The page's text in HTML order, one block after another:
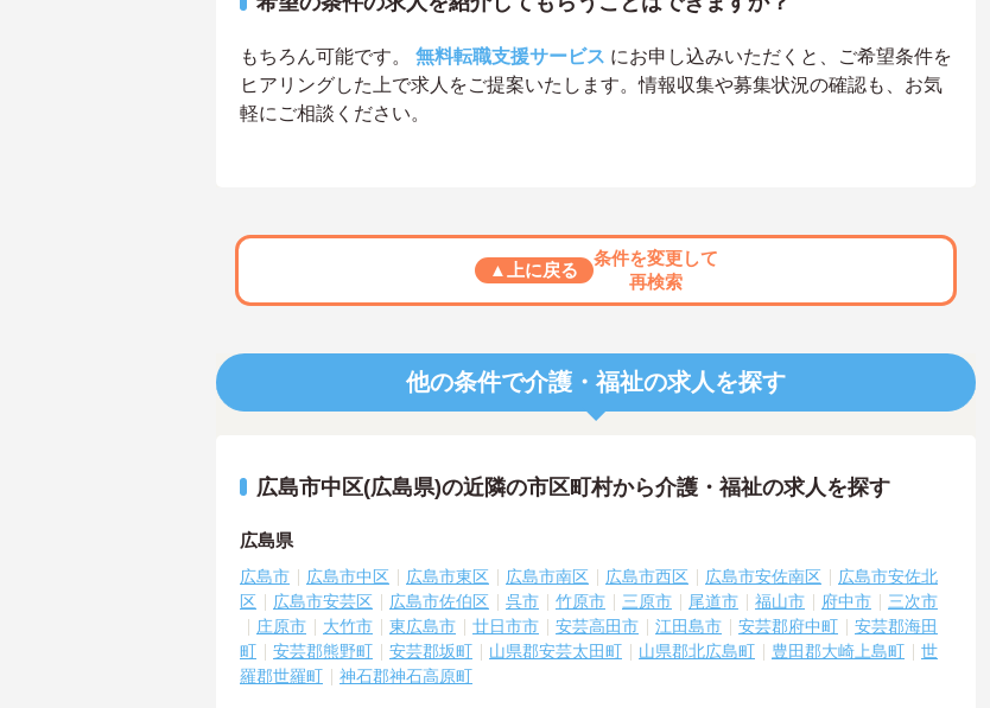
もちろん可能です。 無料転職支援サービス にお申し込みいただくと、ご希望条件を
ヒアリングした上で求人をご提案いたします。情報収集や募集状況の確認も、お気
軽にご相談ください。
▲上に戻る
条件を変更して
再検索
他の条件で介護・福祉の求人を探す
広島市中区(広島県)の近隣の市区町村から介護・福祉の求人を探す
広島県
広島市 広島市中区 広島市東区 広島市南区 広島市西区 広島市安佐南区
広島市安佐北
区
広島市安芸区 広島市佐伯区 呉市 竹原市 三原市 尾道市 福山市 府中市
三次市
庄原市
大竹市 東広島市 廿日市市 安芸高田市 江田島市 安芸郡府中町
安芸郡海田
町
安芸郡熊野町 安芸郡坂町 山県郡安芸太田町 山県郡北広島町 豊田郡大崎上島町
世
羅郡世羅町
神石郡神石高原町